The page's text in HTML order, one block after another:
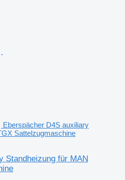
Eberspächer D4S auxiliary
Sattelzugmaschine
Standheizung für MAN